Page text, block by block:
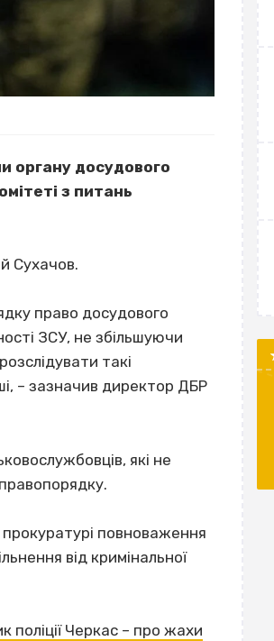
органу досудового
з питань
Сухачов.
право досудового
ЗСУ, не збільшуючи
такі
– зазначив директор ДБР
які не
прокуратурі повноваження
від кримінальної
поліції Черкас – про жахи